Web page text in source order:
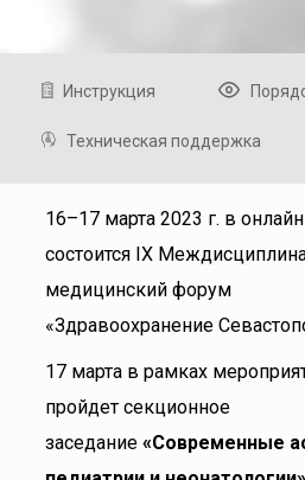
Инструкция
Техническая поддержка
16–17 марта 2023 г. в
состоится IX
медицинский форум
«Здравоохранение
17 марта в рамках
пройдет секционное
заседание «Современные